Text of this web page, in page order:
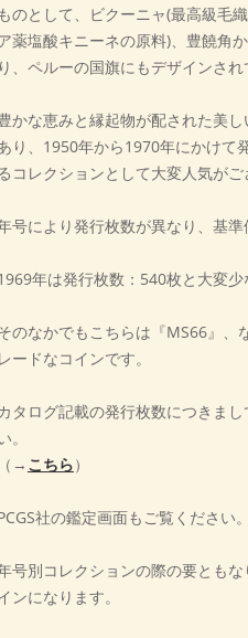
ものとして、ビクーニャ(最高級毛
薬塩酸キニーネの原料)、豊饒角
り、ペルーの国旗にもデザインされ
かな恵みと縁起物が配された美
り、1950年から1970年にかけて
るコレクションとして大変人気がご
号により発行枚数が異なり、基準
年は発行枚数：540枚と大変少
のなかでもこちらは『MS66』、
レードなコインです。
タログ記載の発行枚数につきま
。
（→ こちら）
社の鑑定画面もご覧ください。
号別コレクションの際の要とも
ンになります。